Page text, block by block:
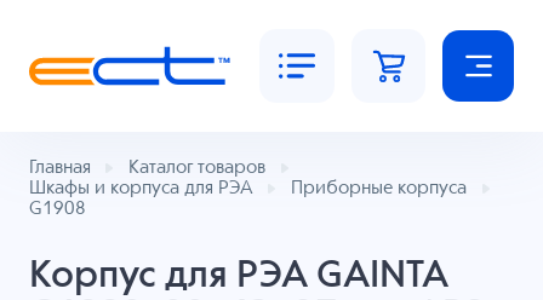
Главная
Каталог товаров
Шкафы и корпуса для РЭА
Приборные корпуса
G1908
Корпус для РЭА GAINTA